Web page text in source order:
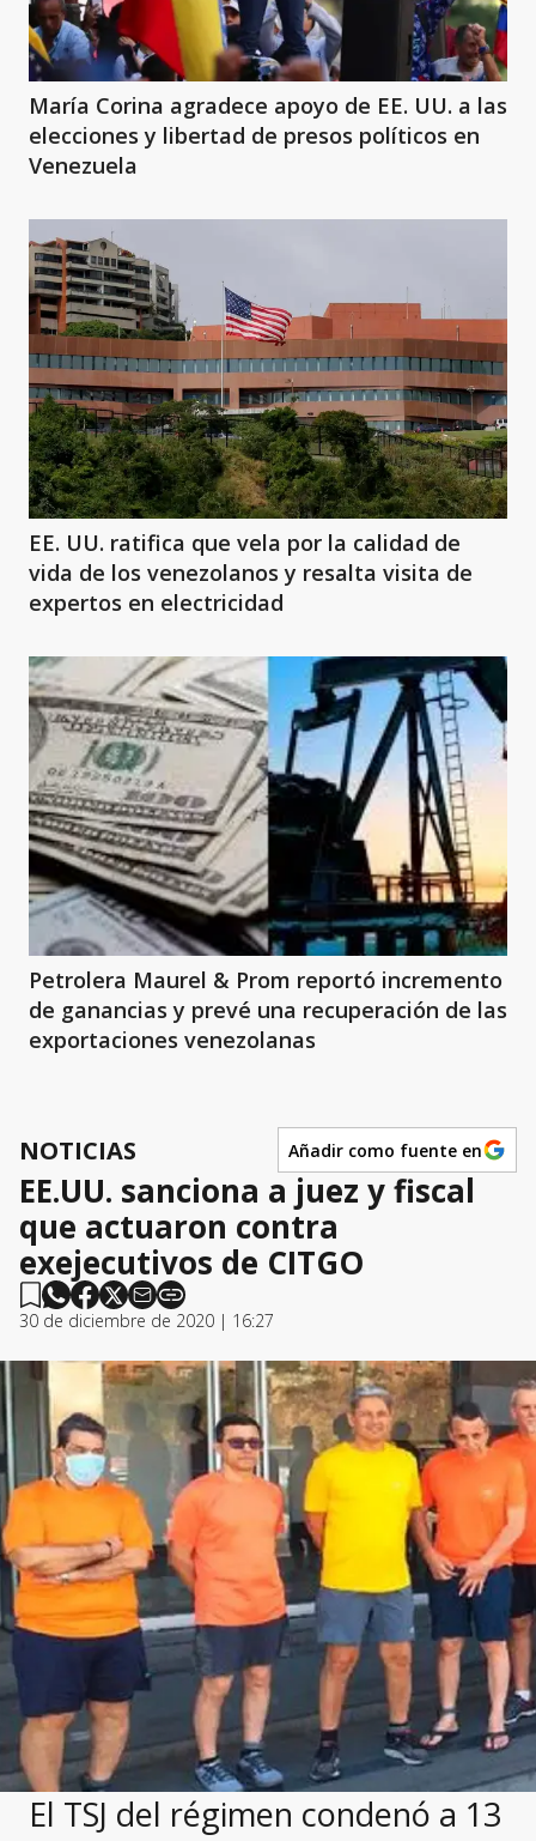
María Corina agradece apoyo de EE. UU. a las
elecciones y libertad de presos políticos en
Venezuela
EE. UU. ratifica que vela por la calidad de
vida de los venezolanos y resalta visita de
expertos en electricidad
Petrolera Maurel & Prom reportó incremento
de ganancias y prevé una recuperación de las
exportaciones venezolanas
NOTICIAS Añadir como fuente en
EE.UU. sanciona a juez y fiscal
que actuaron contra
exejecutivos de CITGO
30 de diciembre de 2020 | 16:27
El TSJ del régimen condenó a 13